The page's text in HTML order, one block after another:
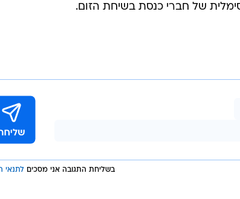
של חברי כנסת בשיחת הזום.
בשליחת התגובה אני מסכים לתנאי